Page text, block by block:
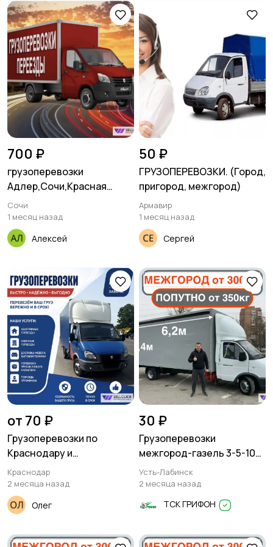
Другое
700 ₽
грузоперевозки
Адлер,Сочи,Красная
поляна,Газель
Сочи
1 месяц назад
Алексей
50 ₽
ГРУЗОПЕРЕВОЗКИ. (Город,
пригород, межгород)
Армавир
1 месяц назад
Cергей
от 70 ₽
Грузоперевозки по
Краснодару и
Краснодарскому краю
Краснодар
2 месяца назад
Олег
30 ₽
Грузоперевозки
межгород-газель 3-5-10
тонн
Усть-Лабинск
2 месяца назад
ТСК ГРИФОН